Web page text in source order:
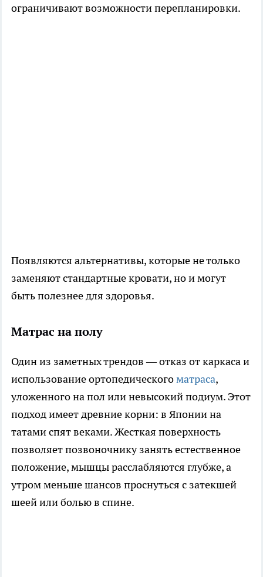
ограничивают возможности перепланировки.
Появляются альтернативы, которые не только
заменяют стандартные кровати, но и могут
быть полезнее для здоровья.
Матрас на полу
Один из заметных трендов — отказ от каркаса и
использование ортопедическогоматраса,
уложенного на пол или невысокий подиум. Этот
подход имеет древние корни: в Японии на
татами спят веками. Жесткая поверхность
позволяет позвоночнику занять естественное
положение, мышцы расслабляются глубже, а
утром меньше шансов проснуться с затекшей
шеей или болью в спине.